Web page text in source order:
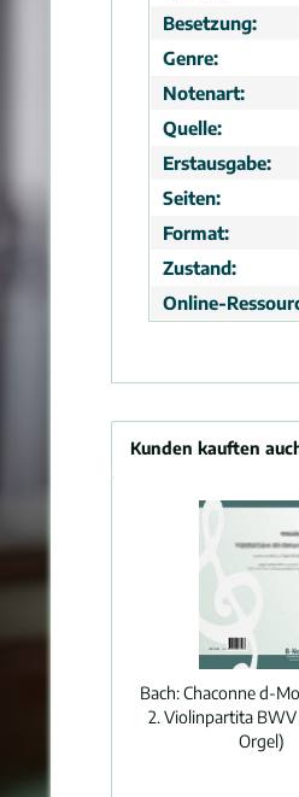
Besetzung:
Genre:
Notenart:
Quelle:
Erstausgabe:
Seiten:
Format:
Zustand:
Online-
Kunden kauften
Bach:Chaconne d-
2. Violinpartita
Orgel)